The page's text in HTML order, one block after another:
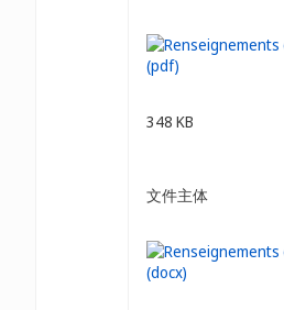
348 KB
文件主体